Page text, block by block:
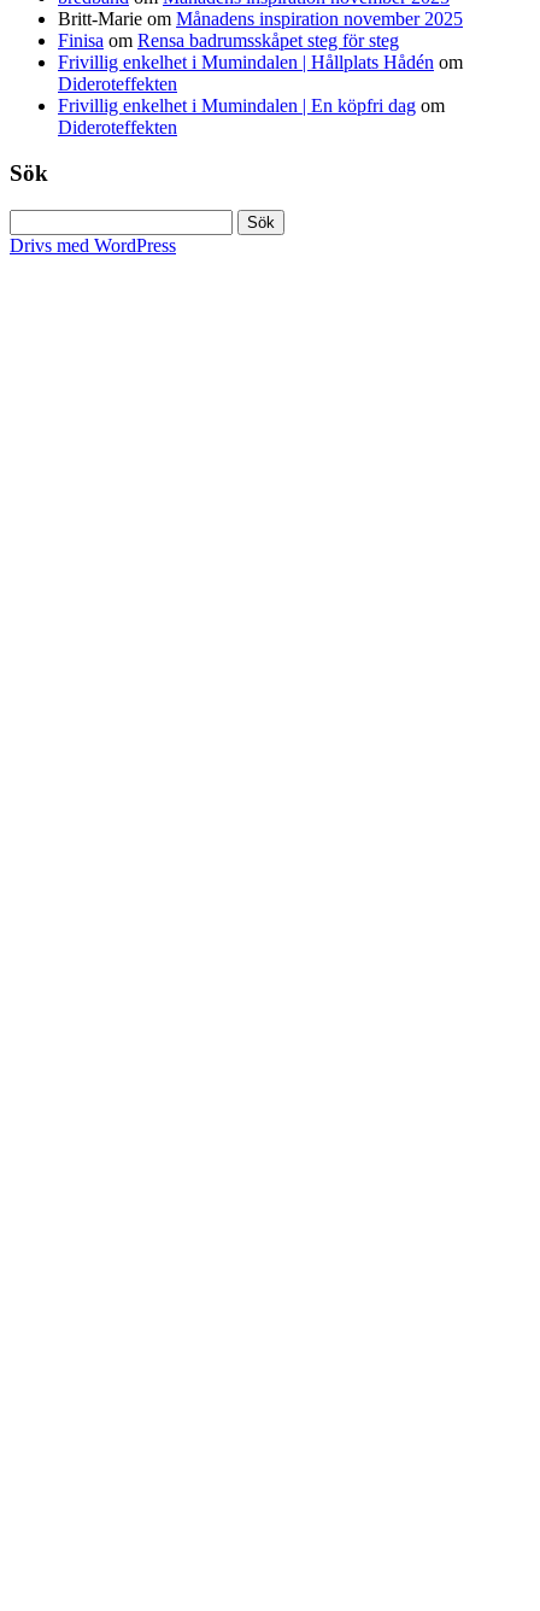
Britt-Marie om Månadens inspiration november 2025
Finisa om Rensa badrumsskåpet steg för steg
Frivillig enkelhet i Mumindalen | Hållplats Hådén om
Dideroteffekten
Frivillig enkelhet i Mumindalen | En köpfri dag om
Dideroteffekten
Sök
efter:
Drivs med WordPress